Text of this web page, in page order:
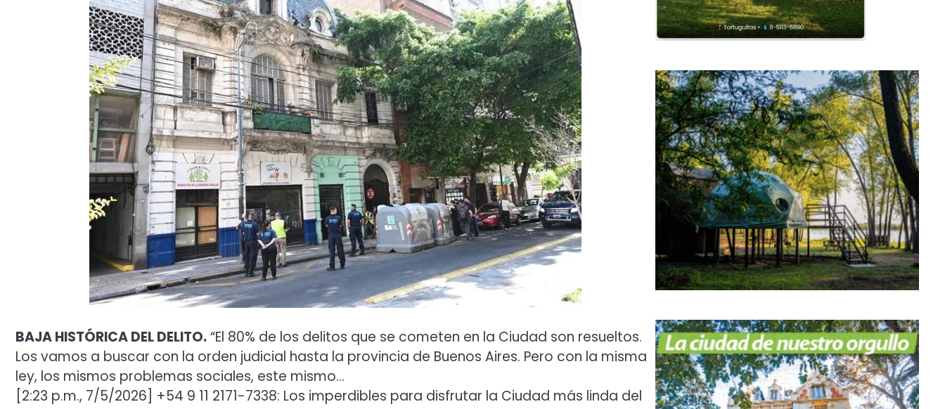
BAJA HISTÓRICA DEL DELITO.“El 80% de los delitos que se cometen en la Ciudad son resueltos.
Los vamos a buscar con la orden judicial hasta la provincia de Buenos Aires. Pero con la misma
ley, los mismos problemas sociales, este mismo…
[2:23 p.m., 7/5/2026] +54 9 11 2171-7338: Los imperdibles para disfrutar la Ciudad más linda del